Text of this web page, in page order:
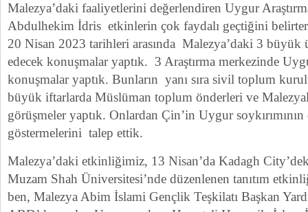
Malezya’daki faaliyetlerini değerlendiren Uygur
Abdulhekim İdris etkinlerin çok faydalı geçtiğini
20 Nisan 2023 tarihleri arasında Malezya’daki 3 büyük
edecek konuşmalar yaptık. 3 Araştırma merkezinde
konuşmalar yaptık. Bunların yanı sıra sivil toplum
büyük iftarlarda Müslüman toplum önderleri ve
görüşmeler yaptık. Onlardan Çin’in Uygur
göstermelerini talep ettik.
Malezya’daki etkinliğimiz, 13 Nisan’da Kadagh
Muzam Shah Üniversitesi’nde düzenlenen tanıtım
ben, Malezya Abim İslami Gençlik Teşkilatı Başkan